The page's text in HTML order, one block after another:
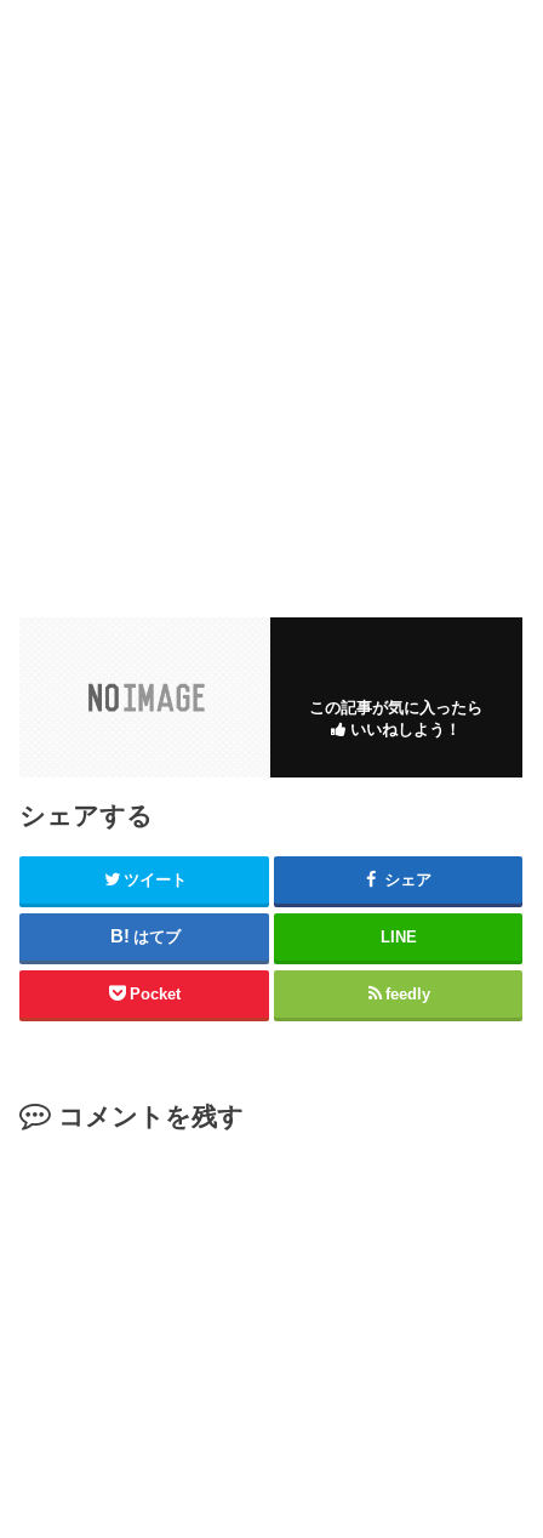
この記事が気に入ったら
いいねしよう！
シェアする
ツイート シェア
はてブ LINE
Pocket feedly
コメントを残す